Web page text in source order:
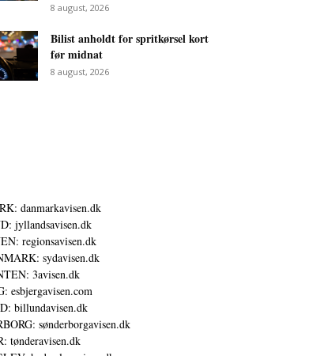
8 august, 2026
Bilist anholdt for spritkørsel kort
før midnat
8 august, 2026
danmarkavisen.dk
jyllandsavisen.dk
regionsavisen.dk
sydavisen.dk
3avisen.dk
esbjergavisen.com
billundavisen.dk
sønderborgavisen.dk
tønderavisen.dk